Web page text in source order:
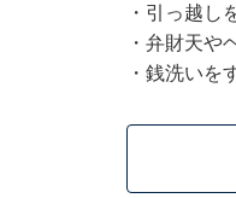
・引っ越し
・弁財天や
・銭洗いを